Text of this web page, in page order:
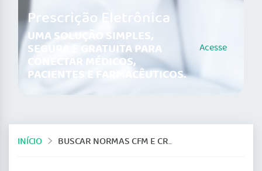
Prescrição Eletrônica
UMA SOLUÇÃO SIMPLES,
SEGURA E GRATUITA PARA
CONECTAR MÉDICOS,
PACIENTES E FARMACÊUTICOS.
Acesse
INÍCIO BUSCAR NORMAS CFM E CRMS